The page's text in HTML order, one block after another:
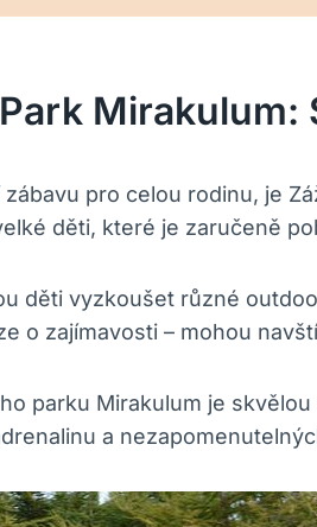
Mirakulum:
pro celou rodinu, je
děti, které je zaručeně
děti vyzkoušet různé
o zajímavosti – mohou
parku Mirakulum je
a